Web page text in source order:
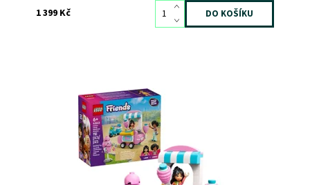
1 399 Kč
Kdo má chuť na cukrovou vatu? Připojte se k Liann a
Jamile a dopřejte si sladkou pochoutku u stánku s
cukrovou vatou.
Dostupnost:
Skladem3
12297